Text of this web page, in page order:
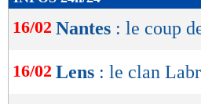
de
lecture
OK
16/02 Nantes : le coup
16/02 Lens : le clan